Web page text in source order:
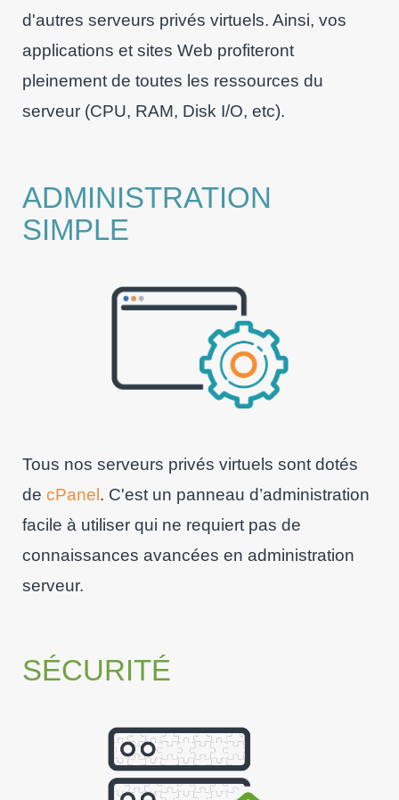
d'autres serveurs privés virtuels. Ainsi, vos
applications et sites Web profiteront
pleinement de toutes les ressources du
serveur (CPU, RAM, Disk I/O, etc).
ADMINISTRATION
SIMPLE
Tous nos serveurs privés virtuels sont dotés
de cPanel . C'est un panneau d’administration
facile à utiliser qui ne requiert pas de
connaissances avancées en administration
serveur.
SÉCURITÉ